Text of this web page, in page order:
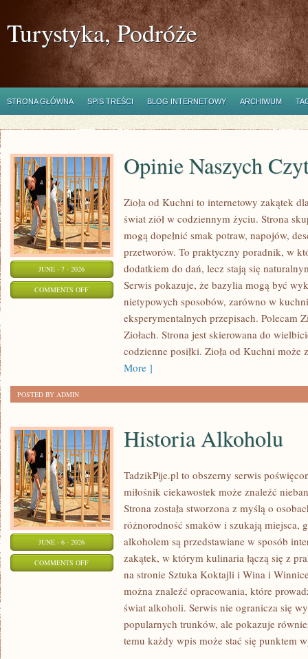
Turystyka, Podróże
STRONA GŁÓWNA SPIS TREŚCI BLOG INTERNETOWY ARCHIWUM
JUNE - 7 - 2026
COMMENTS OFFON
CZYTELNIKÓW
Opinie Naszych
Zioła od Kuchni to internetowy zakątek
świat ziół w codziennym życiu. Strona
mogą dopełnić smak potraw, napojów,
przetworów. To praktyczny poradnik, w
dodatkiem do dań, lecz stają się
Serwis pokazuje, że bazylia mogą być
nietypowych sposobów, zarówno w
eksperymentalnych przepisach. Polecam
Ziołach. Strona jest skierowana do
codzienne posiłki. Zioła od Kuchni może
More ]
POSTED BY ADMIN
JUNE - 6 - 2026
COMMENTS OFFON
ALKOHOLU
Historia Alkoholu
TadzikPije.pl to obszerny serwis
miłośnik ciekawostek może znaleźć
Strona została stworzona z myślą o
różnorodność smaków i szukają miejsca,
alkoholem są przedstawiane w sposób
zakątek, w którym kulinaria łączą się z
na stronie Sztuka Koktajli i Wina i
można znaleźć opracowania, które
świat alkoholi. Serwis nie ogranicza się
popularnych trunków, ale pokazuje
temu każdy wpis może stać się punktem